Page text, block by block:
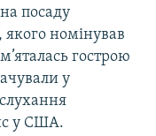
посаду
, якого номінував
гострою
у
у США.